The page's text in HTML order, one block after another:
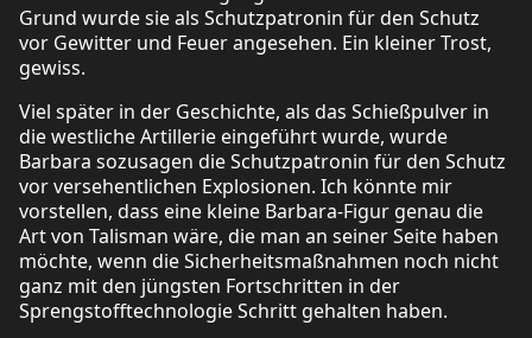
Grund wurde sie als Schutzpatronin für den Schutz
vor Gewitter und Feuer angesehen. Ein kleiner Trost,
gewiss.
Viel später in der Geschichte, als das Schießpulver in
die westliche Artillerie eingeführt wurde, wurde
Barbara sozusagen die Schutzpatronin für den Schutz
vor versehentlichen Explosionen. Ich könnte mir
vorstellen, dass eine kleine Barbara-Figur genau die
Art von Talisman wäre, die man an seiner Seite haben
möchte, wenn die Sicherheitsmaßnahmen noch nicht
ganz mit den jüngsten Fortschritten in der
Sprengstofftechnologie Schritt gehalten haben.